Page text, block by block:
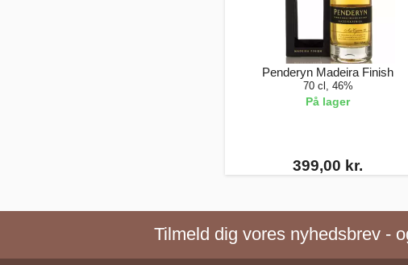
Penderyn Madeira Finish
70 cl, 46%
På lager
399,00 kr.
Tilmeld dig vores nyhedsbrev -